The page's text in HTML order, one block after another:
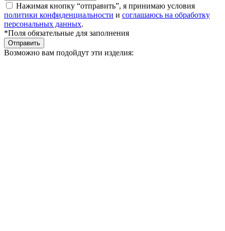
Нажимая кнопку “отправить”, я принимаю условия
политики конфиденциальности и соглашаюсь на обработку
персональных данных.
*Поля обязательные для заполнения
Отправить
Возможно вам подойдут эти изделия: